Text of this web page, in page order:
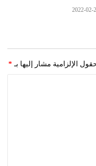
2022-02-
الإلزامية مشار إليها بـ *